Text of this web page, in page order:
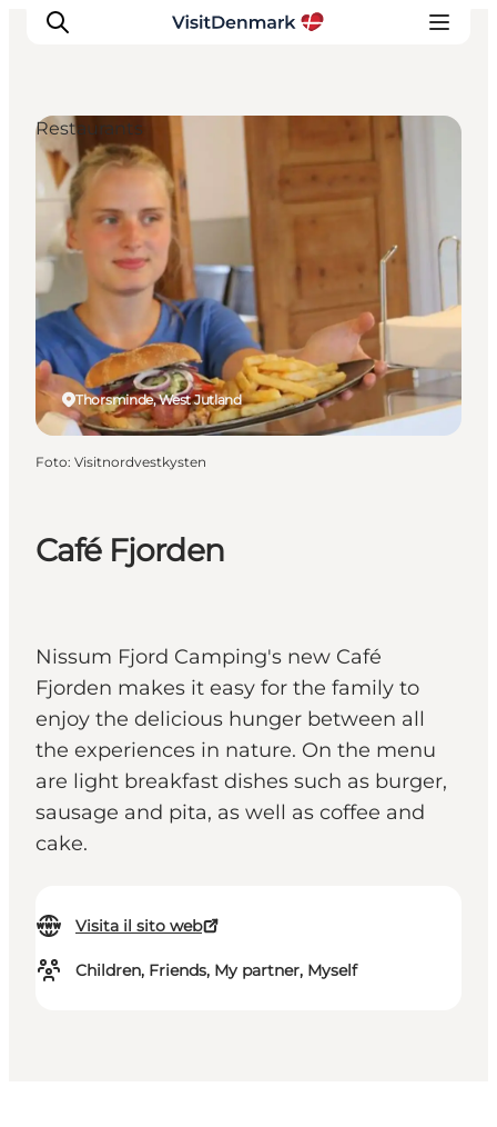
Ispirazioni
Dove andare
Cosa fare
Dove dormire
Pianifica il viaggio
Café Fjorden
Nissum Fjord Camping's new Café
Fjorden makes it easy for the family to
enjoy the delicious hunger between all
the experiences in nature. On the menu
are light breakfast dishes such as burger,
sausage and pita, as well as coffee and
cake.
Visita il sito web
Children, Friends, My partner, Myself
Thorsminde, West Jutland
Restaurants
Foto: Visitnordvestkysten